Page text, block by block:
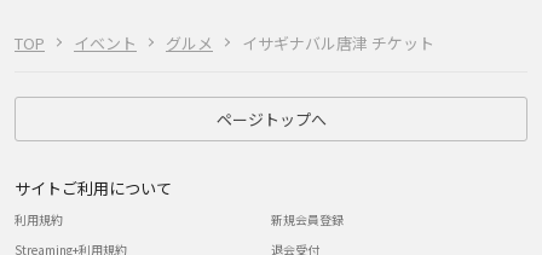
TOP イベント グルメ イサギナバル唐津 チケット
ページトップへ
サイトご利用について
利用規約
Streaming+利用規約
新規会員登録
退会受付